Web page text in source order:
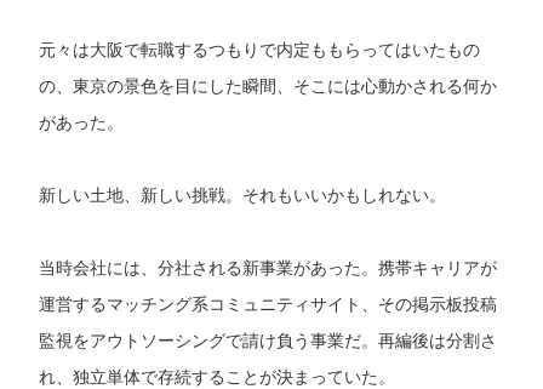
元々は大阪で転職するつもりで内定ももらってはいたもの
の、東京の景色を目にした瞬間、そこには心動かされる何か
があった。
新しい土地、新しい挑戦。それもいいかもしれない。
当時会社には、分社される新事業があった。携帯キャリアが
運営するマッチング系コミュニティサイト、その掲示板投稿
監視をアウトソーシングで請け負う事業だ。再編後は分割さ
れ、独立単体で存続することが決まっていた。